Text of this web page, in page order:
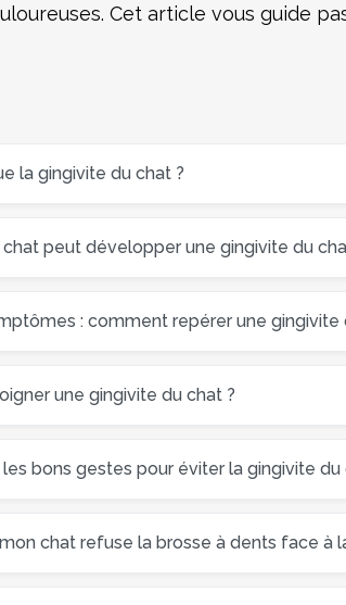
Cet article vous guide
la gingivite du chat ?
chat peut développer une gingivite du
: comment repérer une gingivite
une gingivite du chat ?
les bons gestes pour éviter la gingivite du
chat refuse la brosse à dents face à